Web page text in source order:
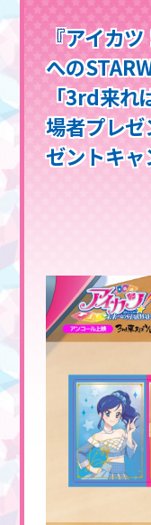
『アイカ
への
「3rd来れ
場者プレ
ゼントキャ